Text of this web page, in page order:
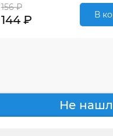
156 ₽
144 ₽ В
Не